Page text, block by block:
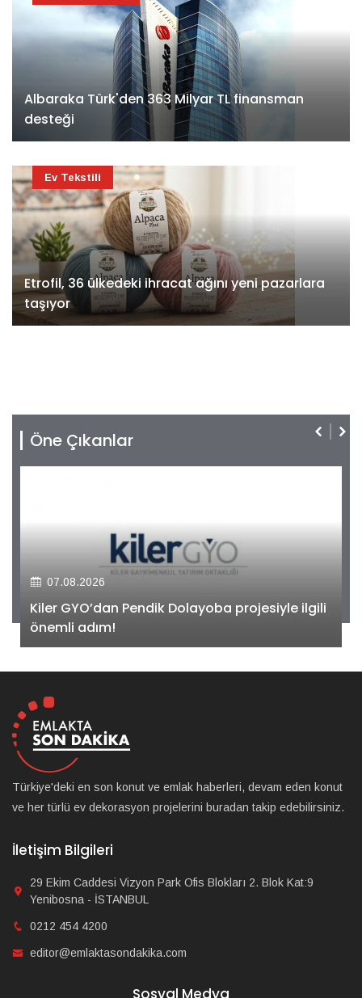
Albaraka Türk'den 363 Milyar TL finansman
desteği
Etrofil, 36 ülkedeki ihracat ağını yeni pazarlara
taşıyor
Ev Tekstili
Öne Çıkanlar
07.08.2026
Kiler GYO’dan Pendik Dolayoba projesiyle ilgili
önemli adım!
Türkiye'deki en son konut ve emlak haberleri, devam eden konut
ve her türlü ev dekorasyon projelerini buradan takip edebilirsiniz.
İletişim Bilgileri
29 Ekim Caddesi Vizyon Park Ofis Blokları 2. Blok Kat:9
Yenibosna - İSTANBUL
0212 454 4200
editor@emlaktasondakika.com
Sosyal Medya